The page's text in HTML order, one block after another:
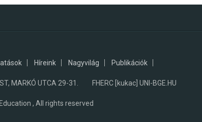
Híreink Nagyvilág Publikációk
MARKÓ UTCA 29-31. FHERC [kukac] UNI-BGE.HU
, All rights reserved